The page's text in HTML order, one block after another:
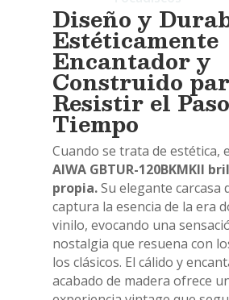
Diseño y
Estéticamente
Encantador y
Construido
Resistir el
Tiempo
Cuando se trata de estética,
AIWA GBTUR-120BKMKII
propia.Su elegante carcasa
captura la esencia de la era
vinilo, evocando una
nostalgia que resuena con
los clásicos. El cálido y
acabado de madera ofrece